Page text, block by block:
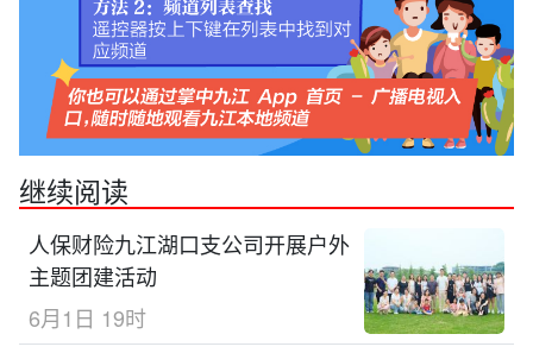
继续阅读
人保财险九江湖口支公司开展户外
主题团建活动
6月1日 19时